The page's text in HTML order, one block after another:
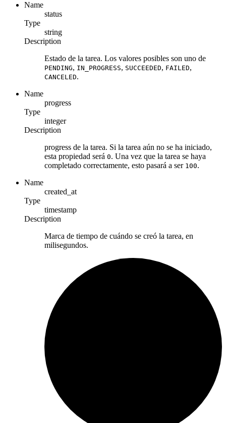
Name
status
Type
string
Description
Estado de la tarea. Los valores posibles son uno de
PENDING, IN_PROGRESS, SUCCEEDED, FAILED,
CANCELED.
Name
progress
Type
integer
Description
progress de la tarea. Si la tarea aún no se ha iniciado,
esta propiedad será 0. Una vez que la tarea se haya
completado correctamente, esto pasará a ser 100.
Name
created_at
Type
timestamp
Description
Marca de tiempo de cuándo se creó la tarea, en
milisegundos.